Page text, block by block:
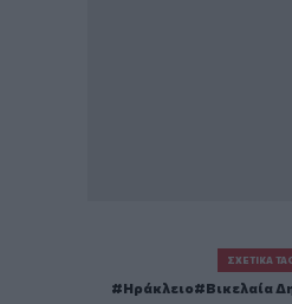
ΣΧΕΤΙΚΆ
Ηράκλειο
Βικελαία